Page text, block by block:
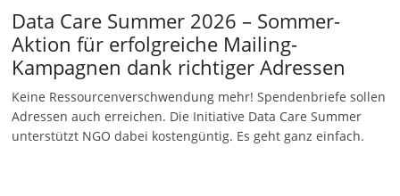
Data Care Summer 2026 – Sommer-
Aktion für erfolgreiche Mailing-
Kampagnen dank richtiger Adressen
Keine Ressourcenverschwendung mehr! Spendenbriefe sollen
Adressen auch erreichen. Die Initiative Data Care Summer
unterstützt NGO dabei kostengüntig. Es geht ganz einfach.